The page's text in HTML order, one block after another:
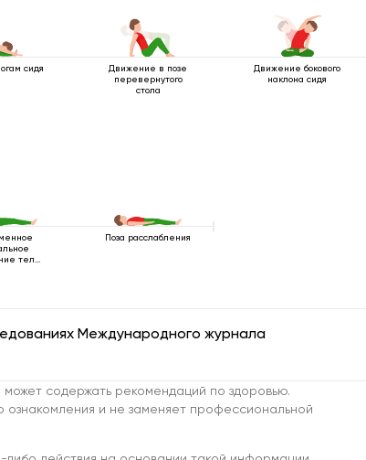
сидя
Движение в позе
перевернутого
стола
Движение бокового
наклона сидя
тела
Поза расслабления
Международного журнала
содержать рекомендаций по здоровью.
и не заменяет профессиональной